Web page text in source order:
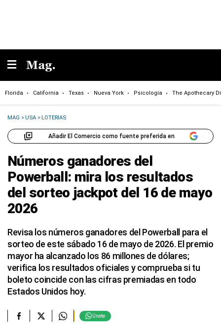
Florida California Texas Nueva York Psicología The Apothecary
MAG >USA >LOTERIAS
Añadir El Comercio como fuente preferida en
Números ganadores del
Powerball: mira los resultados
del sorteo jackpot del 16 de mayo
2026
Revisa los números ganadores del Powerball para el
sorteo de este sábado 16 de mayo de 2026. El premio
mayor ha alcanzado los 86 millones de dólares;
verifica los resultados oficiales y comprueba si tu
boleto coincide con las cifras premiadas en todo
Estados Unidos hoy.
Únete